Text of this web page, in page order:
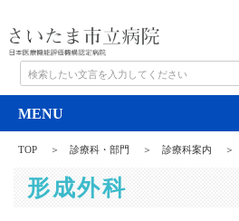
検索したい文言を入力してください
TOP 診療科・部門 診療科案内
形成外科